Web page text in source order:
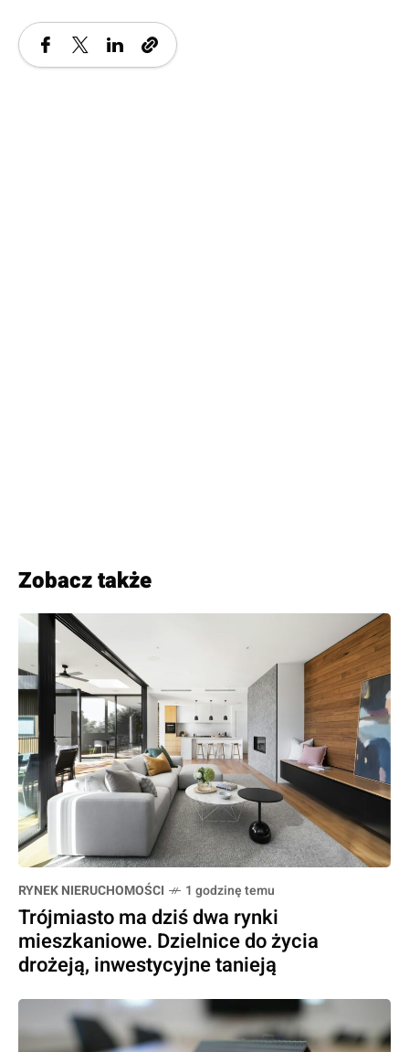
Zobacz także
RYNEK NIERUCHOMOŚCI 1 godzinę temu
Trójmiasto ma dziś dwa rynki
mieszkaniowe. Dzielnice do życia
drożeją, inwestycyjne tanieją